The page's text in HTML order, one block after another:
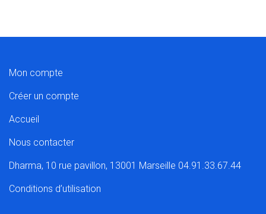
Mon compte
Créer un compte
Accueil
Nous contacter
Dharma, 10 rue pavillon, 13001 Marseille 04.91.33.67.44
Conditions d’utilisation